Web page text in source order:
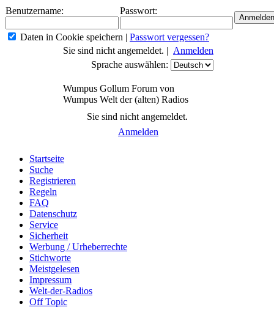
Benutzername: Passwort:
Daten in Cookie speichern | Passwort vergessen?
Sie sind nicht angemeldet. | Anmelden
Sprache auswählen:
Wumpus Gollum Forum von
Wumpus Welt der (alten) Radios
Sie sind nicht angemeldet.
Anmelden
Startseite
Suche
Registrieren
Regeln
FAQ
Datenschutz
Service
Sicherheit
Werbung / Urheberrechte
Stichworte
Meistgelesen
Impressum
Welt-der-Radios
Off Topic